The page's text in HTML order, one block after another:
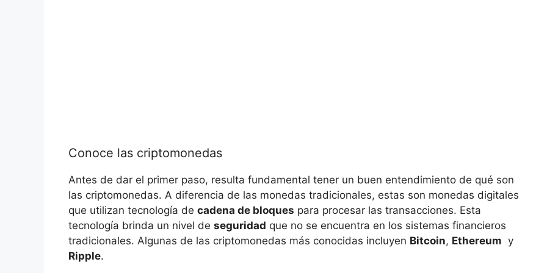
Conoce⁢ las criptomonedas
Antes de dar ‌el ⁤primer ⁣paso, resulta fundamental‌ tener un ‌buen entendimiento de qué son
las ⁤criptomonedas. ​A diferencia de las monedas tradicionales,‍ estas ⁤son monedas digitales
que utilizan ‌tecnología de cadena​ de⁢ bloques para procesar las transacciones. Esta
tecnología brinda un ‍nivel de seguridad que no se encuentra en⁢ los sistemas ⁣financieros
tradicionales. Algunas ‌de las criptomonedas⁤ más conocidas ‌incluyen Bitcoin, Ethereum ⁤ y
Ripple.